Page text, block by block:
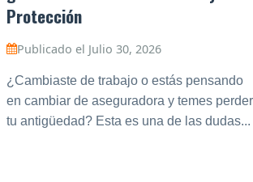
Protección
Publicado el Julio 30, 2026
¿Cambiaste de trabajo o estás pensando
en cambiar de aseguradora y temes perder
tu antigüedad? Esta es una de las dudas...